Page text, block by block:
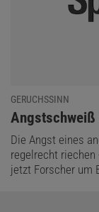
GERUCHSSINN
:
Die Angst eines
regelrecht riechen
jetzt Forscher um